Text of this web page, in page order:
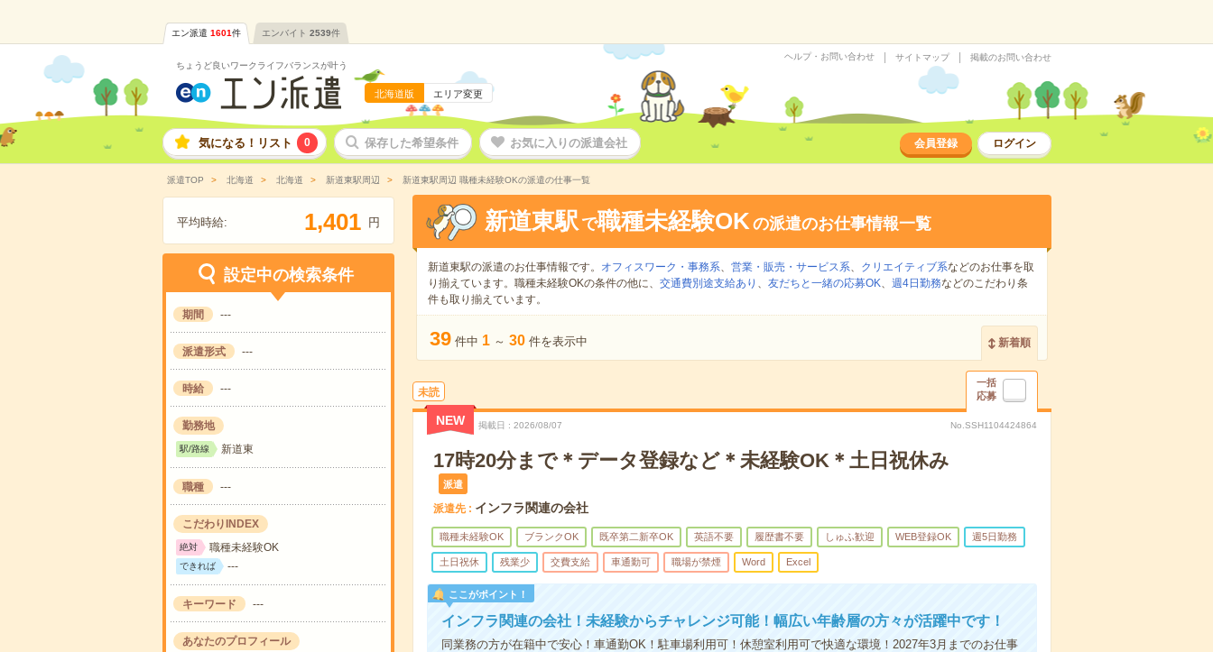
エン派遣 1601件 エンバイト 2539件
ちょうど良いワークライフバランスが叶う
北海道版 エリア変更
ヘルプ・お問い合わせ サイトマップ 掲載のお問い合わせ
気になる！リスト 0 保存した希望条件 お気に入りの派遣会社 会員登録 ログイン
派遣TOP 北海道 北海道 新道東駅周辺 新道東駅周辺 職種未経験OKの派遣の仕事一覧
平均時給: 1,401 円
設定中の検索条件
期間 ---
派遣形式 ---
時給 ---
勤務地
駅/路線 新道東
職種 ---
こだわりINDEX
絶対 職種未経験OK
できれば ---
キーワード ---
あなたのプロフィール
新道東駅 で職種未経験OKの派遣のお仕事情報一覧
新道東駅の派遣のお仕事情報です。 オフィスワーク・事務系、 営業・販売・サービス系、 クリエイティブ系などのお仕事を取
り揃えています。職種未経験OKの条件の他に、 交通費別途支給あり 、 友だちと一緒の応募OK、 週4日勤務などのこだわり条
件も取り揃えています。
39 件中 1 ～ 30 件を表示中 新着順
未読
一括
応募
NEW 掲載日 2026/08/07 No.SSH1104424864
17時20分まで＊データ登録など＊未経験OK＊土日祝休み
派遣
派遣先 インフラ関連の会社
職種未経験OK ブランクOK 既卒第二新卒OK 英語不要 履歴書不要 しゅふ歓迎 WEB登録OK 週5日勤務
土日祝休 残業少 交費支給 車通勤可 職場が禁煙 Word Excel
ここがポイント！
インフラ関連の会社！未経験からチャレンジ可能！幅広い年齢層の方々が活躍中です！
同業務の方が在籍中で安心！車通勤OK！駐車場利用可！休憩室利用可で快適な環境！2027年3月までのお仕事